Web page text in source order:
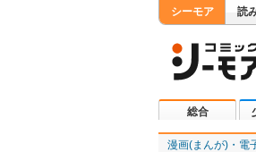
シーモア 読
総合
漫画(まんが)・電